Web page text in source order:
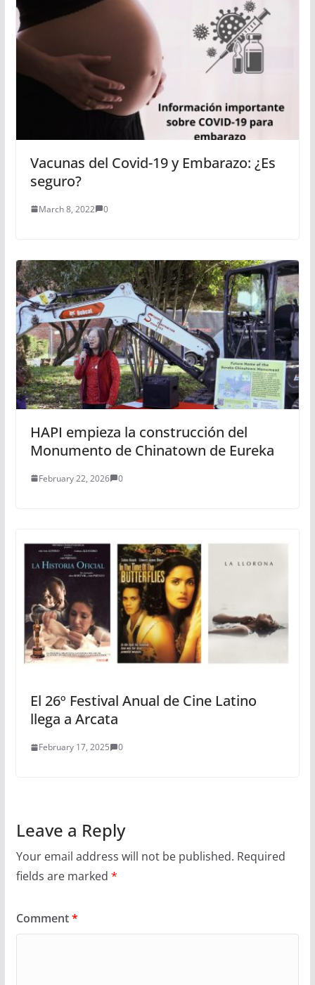
Vacunas del Covid-19 y Embarazo: ¿Es
seguro?
March 8, 2022 0
HAPI empieza la construcción del
Monumento de Chinatown de Eureka
February 22, 2026 0
El 26º Festival Anual de Cine Latino
llega a Arcata
February 17, 2025 0
Leave a Reply
Your email address will not be published. Required
fields are marked *
Comment*